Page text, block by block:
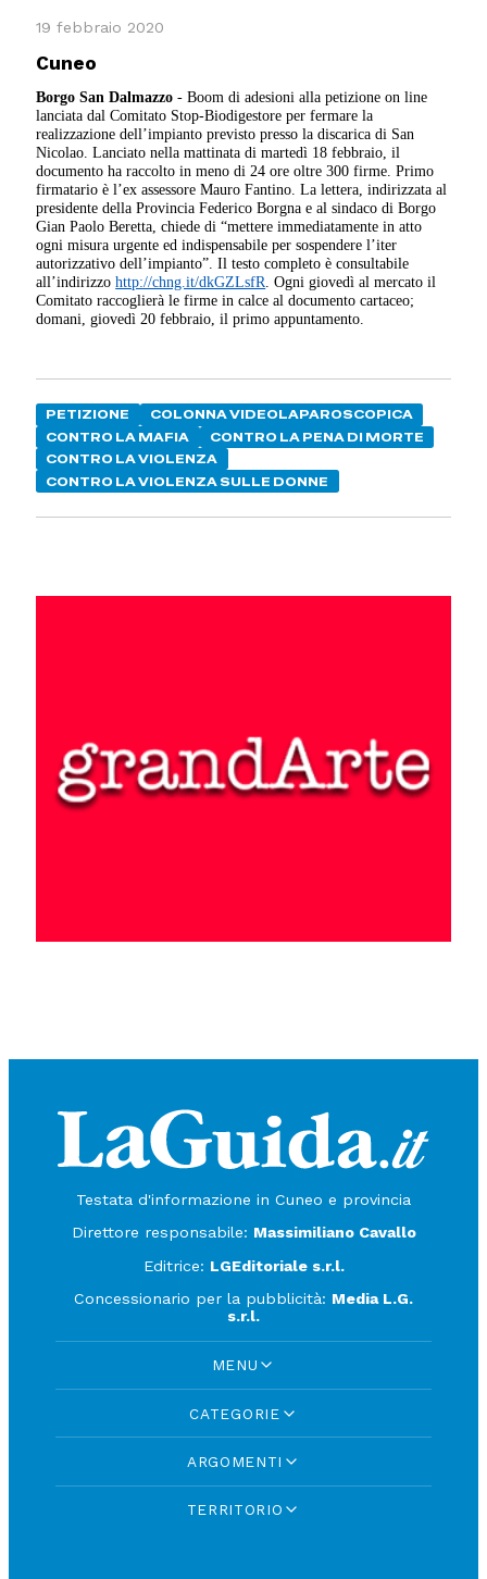
19 febbraio 2020
Cuneo
Borgo San Dalmazzo - Boom di adesioni alla petizione on line
lanciata dal Comitato Stop-Biodigestore per fermare la
realizzazione dell’impianto previsto presso la discarica di San
Nicolao. Lanciato nella mattinata di martedì 18 febbraio, il
documento ha raccolto in meno di 24 ore oltre 300 firme. Primo
firmatario è l’ex assessore Mauro Fantino. La lettera, indirizzata al
presidente della Provincia Federico Borgna e al sindaco di Borgo
Gian Paolo Beretta, chiede di “mettere immediatamente in atto
ogni misura urgente ed indispensabile per sospendere l’iter
autorizzativo dell’impianto”. Il testo completo è consultabile
all’indirizzohttp://chng.it/dkGZLsfR. Ogni giovedì al mercato il
Comitato raccoglierà le firme in calce al documento cartaceo;
domani, giovedì 20 febbraio, il primo appuntamento.
PETIZIONE
COLONNA VIDEOLAPAROSCOPICA
CONTRO LA MAFIA
CONTRO LA PENA DI MORTE
CONTRO LA VIOLENZA
CONTRO LA VIOLENZA SULLE DONNE
Testata d'informazione in Cuneo e provincia
Direttore responsabile: Massimiliano Cavallo
Editrice: LGEditoriale s.r.l.
Concessionario per la pubblicità: Media L.G.
s.r.l.
MENU
CATEGORIE
ARGOMENTI
TERRITORIO